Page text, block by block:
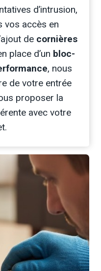
d’intrusion,
vos accès en
de cornières
place d’un bloc-
, nous
de votre entrée
proposer la
avec votre